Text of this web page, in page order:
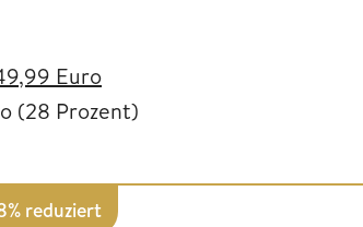
Euro
(28 Prozent)
reduziert